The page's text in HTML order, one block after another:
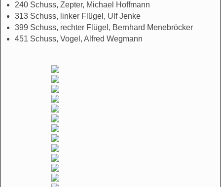
240 Schuss, Zepter, Michael Hoffmann
313 Schuss, linker Flügel, Ulf Jenke
399 Schuss, rechter Flügel, Bernhard Menebröcker
451 Schuss, Vogel, Alfred Wegmann